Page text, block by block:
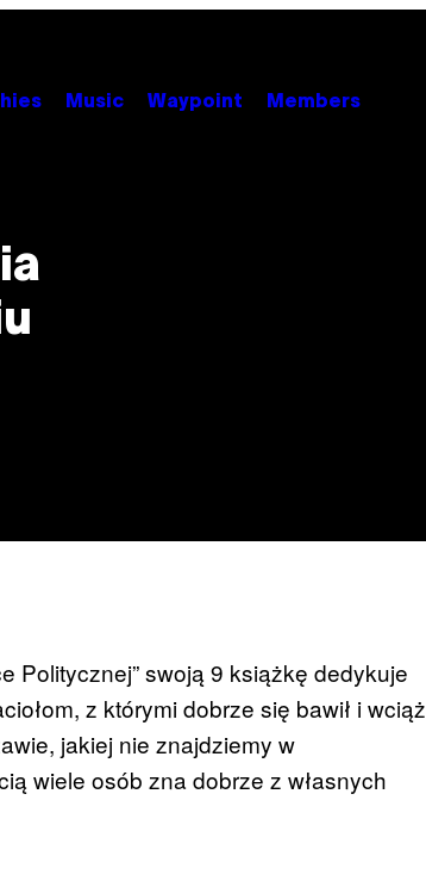
Music Waypoint Members
Politycznej” swoją 9 książkę dedykuje
z którymi dobrze się bawił i wciąż
jakiej nie znajdziemy w
wiele osób zna dobrze z własnych